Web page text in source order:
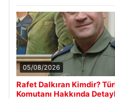
05/08/2026
Rafet Dalkıran Kimdir?
Komutanı Hakkında